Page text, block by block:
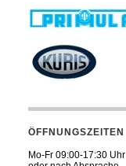
ÖFFNUNGSZEITEN
Mo-Fr 09:00-17:30 Uhr